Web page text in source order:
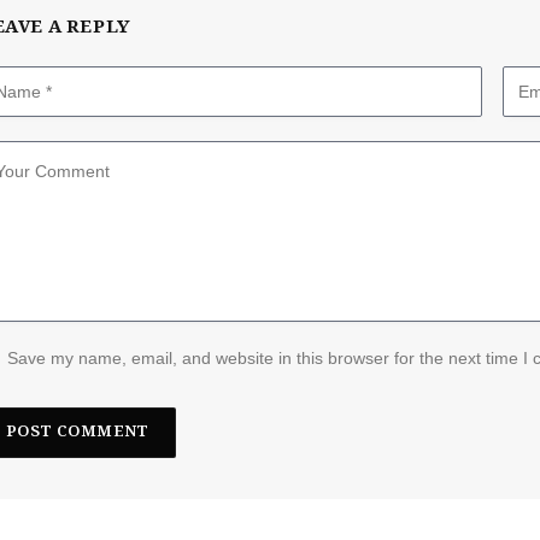
A REPLY
Save my name, email, and website in this browser for the next time I